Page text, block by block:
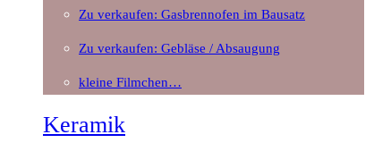
Zu verkaufen: Gasbrennofen im Bausatz
Zu verkaufen: Gebläse / Absaugung
kleine Filmchen…
Keramik